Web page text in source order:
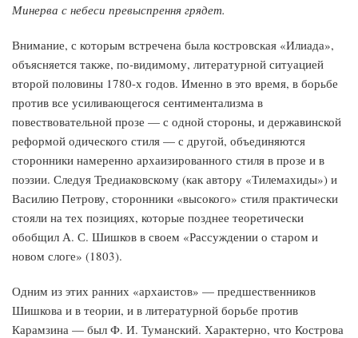
Минерва с небеси превыспрення грядет.
Внимание, с которым встречена была костровская «Илиада»,
объясняется также, по-видимому, литературной ситуацией
второй половины 1780-х годов. Именно в это время, в борьбе
против все усиливающегося сентиментализма в
повествовательной прозе — с одной стороны, и державинской
реформой одического стиля — с другой, объединяются
сторонники намеренно архаизированного стиля в прозе и в
поэзии. Следуя Тредиаковскому (как автору «Тилемахиды») и
Василию Петрову, сторонники «высокого» стиля практически
стояли на тех позициях, которые позднее теоретически
обобщил А. С. Шишков в своем «Рассуждении о старом и
новом слоге» (1803).
Одним из этих ранних «архаистов» — предшественников
Шишкова и в теории, и в литературной борьбе против
Карамзина — был Ф. И. Туманский. Характерно, что Кострова